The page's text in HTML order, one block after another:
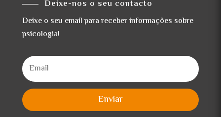
Deixe-nos o seu contacto
Deixe o seu email para receber informações sobre
psicologia!
Enviar